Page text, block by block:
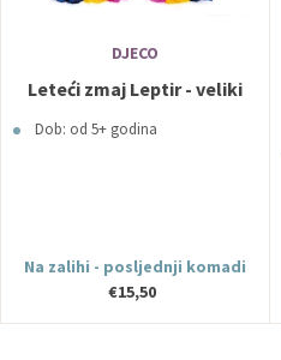
DJECO
Leteći zmaj Leptir - veliki
Dob: od 5+ godina
Na zalihi - posljednji komadi
€15,50